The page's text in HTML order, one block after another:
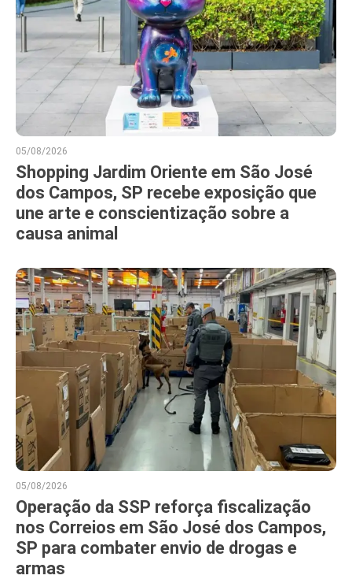
05/08/2026
Shopping Jardim Oriente em São José
dos Campos, SP recebe exposição que
une arte e conscientização sobre a
causa animal
05/08/2026
Operação da SSP reforça fiscalização
nos Correios em São José dos Campos,
SP para combater envio de drogas e
armas